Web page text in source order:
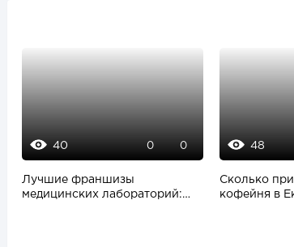
40 0 0
Лучшие франшизы
медицинских лабораторий:
48
Сколько
кофейня в